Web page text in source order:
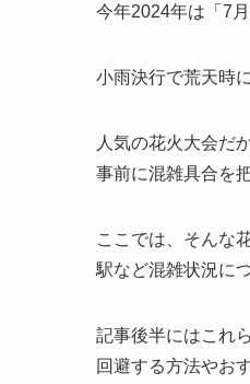
今年2024年は「7
小雨決行で荒天時
人気の花火大会だ
事前に混雑具合を
ここでは、そんな
駅など混雑状況に
記事後半にはこれ
回避する方法やお